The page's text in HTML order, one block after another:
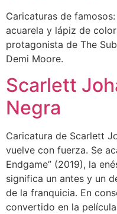
Caricaturas de
acuarela y lápiz de
protagonista de The
Demi Moore.
Scarlett
Negra
Caricatura de Scarlett
vuelve con fuerza. Se
Endgame” (2019), la
significa un antes y un
de la franquicia. En
convertido en la